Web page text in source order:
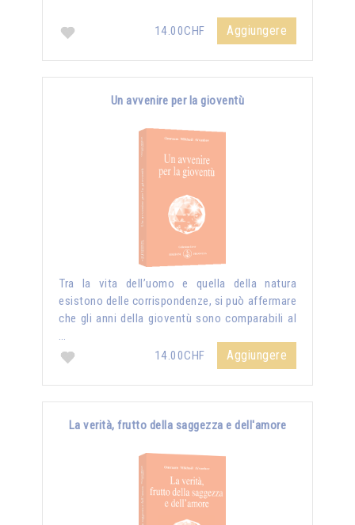
14.00CHF Aggiungere
Un avvenire per la gioventù
Tra la vita dell’uomo e quella della natura
esistono delle corrispondenze, si può affermare
che gli anni della gioventù sono comparabili al
…
14.00CHF
Aggiungere
La verità, frutto della saggezza e dell'amore